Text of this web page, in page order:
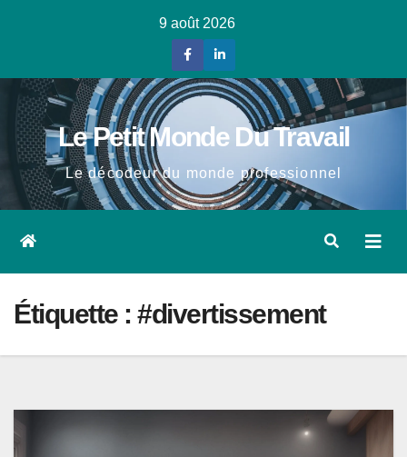
9 août 2026
Le Petit Monde Du Travail
Le décodeur du monde professionnel
Étiquette : #divertissement